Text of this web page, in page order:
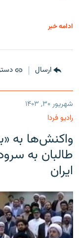
ادامه خبر
ارسال
شهریور ۳۰, ۱۴۰۳
رادیو فردا
واکنش‌ها به
طالبان به
ایران